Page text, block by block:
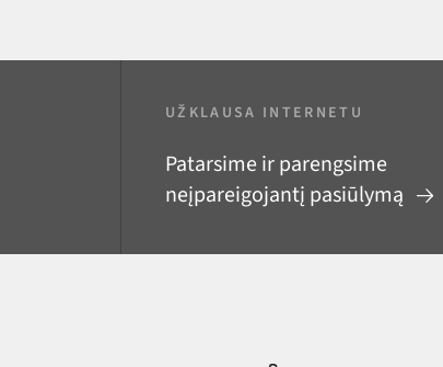
UŽKLAUSA INTERNETU
Patarsime ir parengsime
neįpareigojantį pasiūlymą